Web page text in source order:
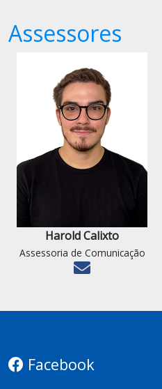
Assessores
Harold Calixto
Assessoria de Comunicação
Facebook